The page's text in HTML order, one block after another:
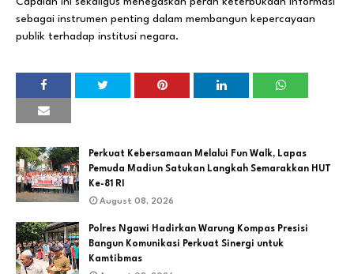
sebagai instrumen penting dalam membangun kepercayaan
publik terhadap institusi negara.
Perkuat Kebersamaan Melalui Fun Walk, Lapas
Pemuda Madiun Satukan Langkah Semarakkan HUT
Ke-81 RI
August 08, 2026
Polres Ngawi Hadirkan Warung Kompas Presisi
Bangun Komunikasi Perkuat Sinergi untuk
Kamtibmas